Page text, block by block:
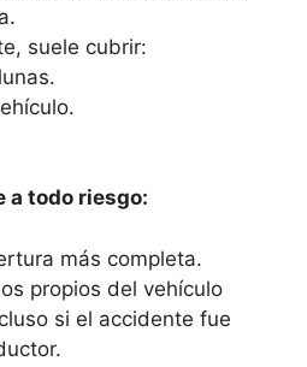
suele cubrir:
a todo riesgo:
más completa.
propios del vehículo
si el accidente fue